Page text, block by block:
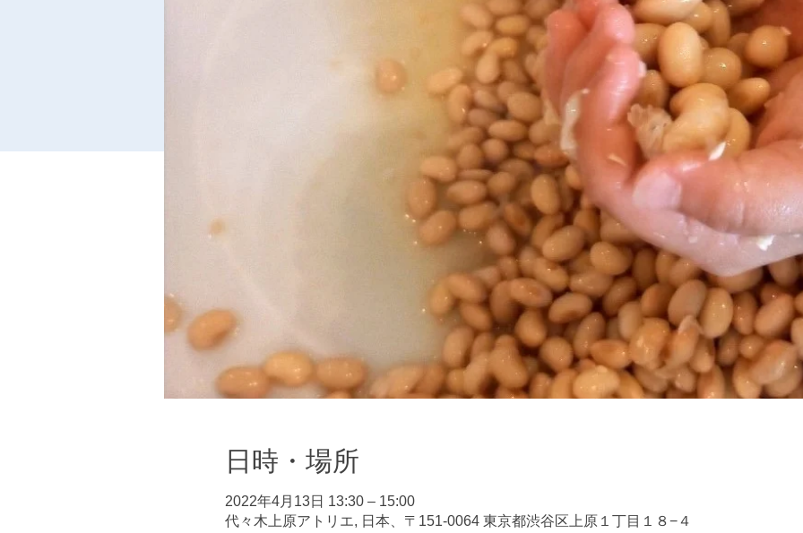
日時・場所
2022年4月13日 13:30 – 15:00
代々木上原アトリエ, 日本、〒151-0064 東京都渋谷区上原１丁目１８−４